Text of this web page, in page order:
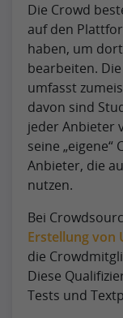
Die Crowd
auf den
haben, um
bearbeiten.
umfasst
davon sind
jeder Anbieter
seine „eigene“
Anbieter, die
nutzen.
Bei
Erstellung von
die
Diese
Tests und